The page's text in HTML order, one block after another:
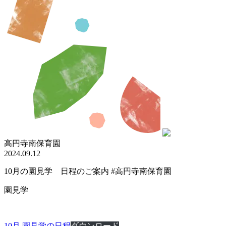
高円寺南保育園
2024.09.12
10月の園見学 日程のご案内 #高円寺南保育園
園見学